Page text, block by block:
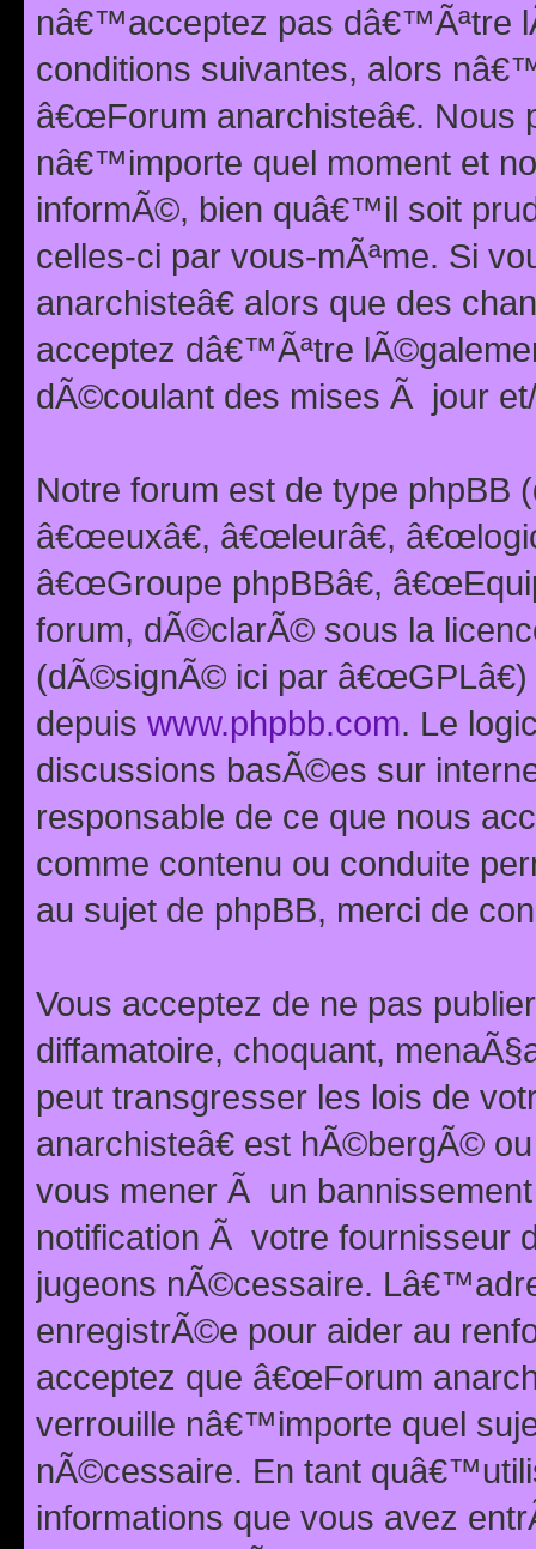
nâ€™acceptez pas dâ€™Ãªtre
conditions suivantes, alors
â€œForum anarchisteâ€.
nâ€™importe quel moment et
informÃ©, bien quâ€™il soit
celles-ci par vous-mÃªme. Si
anarchisteâ€ alors que des
acceptez dâ€™Ãªtre
dÃ©coulant des mises Ã jour
Notre forum est de type phpBB
â€œeuxâ€, â€œleurâ€,
â€œGroupe phpBBâ€,
forum, dÃ©clarÃ© sous la
(dÃ©signÃ© ici par
depuis www.phpbb.com. Le
discussions basÃ©es sur
responsable de ce que nous
comme contenu ou conduite
au sujet de phpBB, merci de
Vous acceptez de ne pas
diffamatoire, choquant,
peut transgresser les lois de
anarchisteâ€ est hÃ©bergÃ©
vous mener Ã un
notification Ã votre fournisseur
jugeons nÃ©cessaire.
enregistrÃ©e pour aider au
acceptez que â€œForum
verrouille nâ€™importe quel
nÃ©cessaire. En tant
informations que vous avez